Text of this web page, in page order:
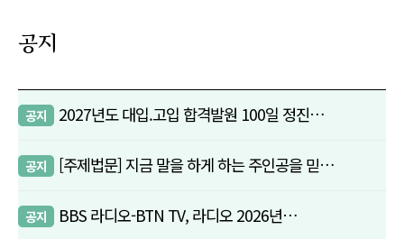
공지
공지 2027년도 대입.고입 합격발원 100일 정진…
공지 [주제법문] 지금 말을 하게 하는 주인공을 믿…
공지 BBS 라디오-BTN TV, 라디오 2026년…